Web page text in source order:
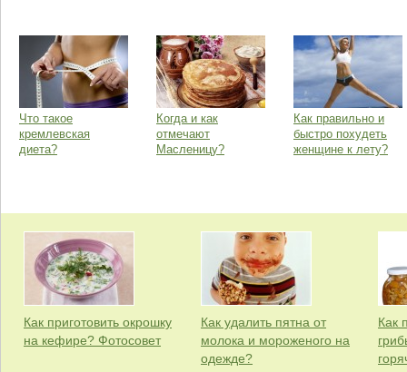
Что такое
кремлевская
диета?
Когда и как
отмечают
Масленицу?
Как правильно и
быстро похудеть
женщине к лету?
Как приготовить окрошку
на кефире? Фотосовет
Как удалить пятна от
молока и мороженого на
одежде?
Как